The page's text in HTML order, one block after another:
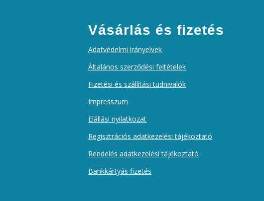
Vásárlás és fizetés
Adatvédelmi irányelvek
Általános szerződési feltételek
Fizetési és szállítási tudnivalók
Impresszum
Elállási nyilatkozat
Regisztrációs adatkezelési tájékoztató
Rendelés adatkezelési tájékoztató
Bankkártyás fizetés